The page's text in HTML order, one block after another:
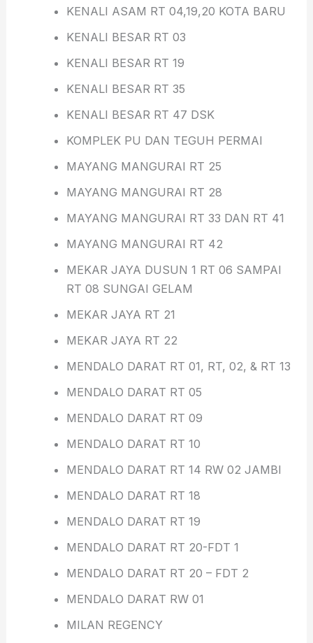
KENALI ASAM RT 04,19,20 KOTA BARU
KENALI BESAR RT 03
KENALI BESAR RT 19
KENALI BESAR RT 35
KENALI BESAR RT 47 DSK
KOMPLEK PU DAN TEGUH PERMAI
MAYANG MANGURAI RT 25
MAYANG MANGURAI RT 28
MAYANG MANGURAI RT 33 DAN RT 41
MAYANG MANGURAI RT 42
MEKAR JAYA DUSUN 1 RT 06 SAMPAI
RT 08 SUNGAI GELAM
MEKAR JAYA RT 21
MEKAR JAYA RT 22
MENDALO DARAT RT 01, RT, 02, & RT 13
MENDALO DARAT RT 05
MENDALO DARAT RT 09
MENDALO DARAT RT 10
MENDALO DARAT RT 14 RW 02 JAMBI
MENDALO DARAT RT 18
MENDALO DARAT RT 19
MENDALO DARAT RT 20-FDT 1
MENDALO DARAT RT 20 – FDT 2
MENDALO DARAT RW 01
MILAN REGENCY